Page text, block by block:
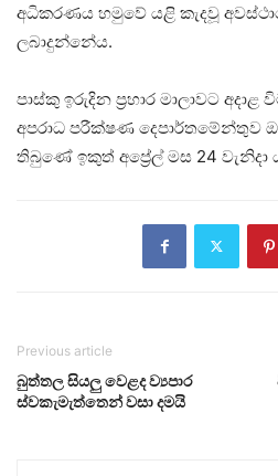
අධිකරණය හමුවේ යළි කැදවූ
ලබාදුන්නේය.
පාස්කු ඉරුදින ප්‍රහාර මාලාවට
අපරාධ පරීක්ෂණ දෙපාර්තමේන්තුව
තිබුණේ ඉකුත් අප්‍රේල් මස 24 වැනිදා
Previous article
බුත්තල සියලු වෙළද ව්‍යපාර
ස්වකැමැත්තෙන් වසා දමයි